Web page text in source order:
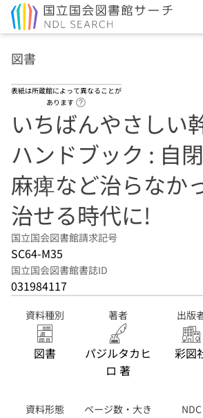
図書
表紙は所蔵館によって異なることが
あります
いちばんやさしい
ハンドブック : 自
麻痺など治らなか
治せる時代に!
国立国会図書館請求記号
SC64-M35
国立国会図書館書誌ID
031984117
資料種別
図書
著者
パジルタカヒ
ロ 著
出版
彩図
資料形態
ページ数・大き
NDC